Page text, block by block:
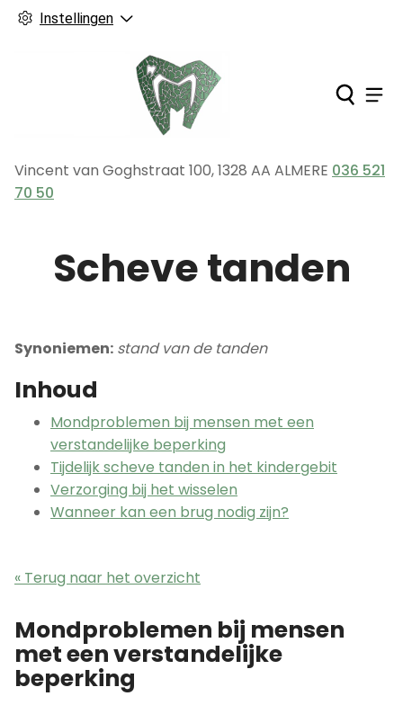
Instellingen
Vincent van Goghstraat 100,1328 AA ALMERE Tel:
036 521
70 50
Scheve tanden
Synoniemen: stand van de tanden
Inhoud
Mondproblemen bij mensen met een
verstandelijke beperking
Tijdelijk scheve tanden in het kindergebit
Verzorging bij het wisselen
Wanneer kan een brug nodig zijn?
« Terug naar het overzicht
Mondproblemen bij mensen
met een verstandelijke
beperking